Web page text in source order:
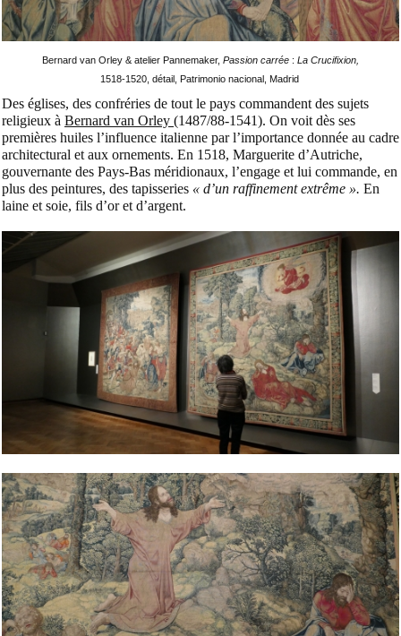
Bernard van Orley & atelier Pannemaker, Passion carrée : La Crucifixion
1518-1520, détail, Patrimonio nacional, Madrid
Des églises, des confréries de tout le pays commandent des sujets
religieux à Bernard van Orley (1487/88-1541). On voit dès ses
premières huiles l’influence italienne par l’importance donnée au cadre
architectural et aux ornements. En 1518, Marguerite d’Autriche,
gouvernante des Pays-Bas méridionaux, l’engage et lui commande, en
plus des peintures, des tapisseries « d’un raffinement extrême ». En
laine et soie, fils d’or et d’argent.